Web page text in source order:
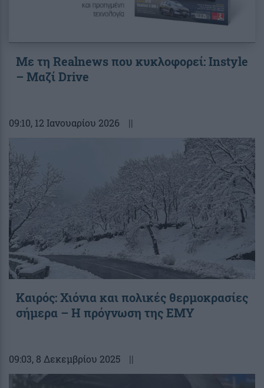
Με τη Realnews που κυκλοφορεί: Instyle
– Μαζί Drive
09:10, 12 Ιανουαρίου 2026 ||
Καιρός: Χιόνια και πολικές θερμοκρασίες
σήμερα – Η πρόγνωση της ΕΜΥ
09:03, 8 Δεκεμβρίου 2025 ||